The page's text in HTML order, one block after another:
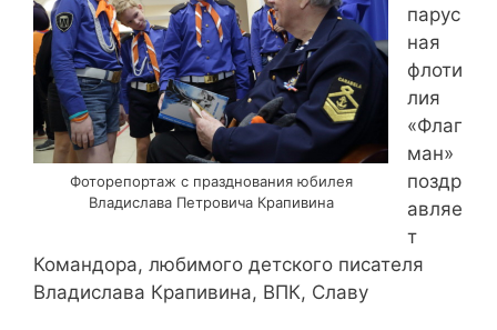
Фоторепортаж с празднования юбилея
Владислава Петровича Крапивина
парус
ная
флоти
лия
«Флаг
ман»
поздр
авляе
т
Командора, любимого детского писателя
Владислава Крапивина, ВПК, Славу